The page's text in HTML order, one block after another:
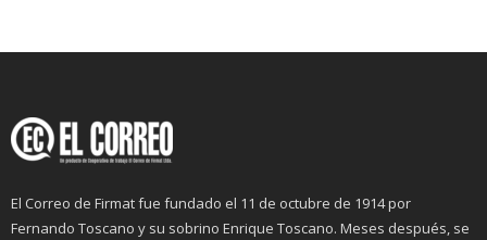
El Correo de Firmat fue fundado el 11 de octubre de 1914 por
Fernando Toscano y su sobrino Enrique Toscano. Meses después, se